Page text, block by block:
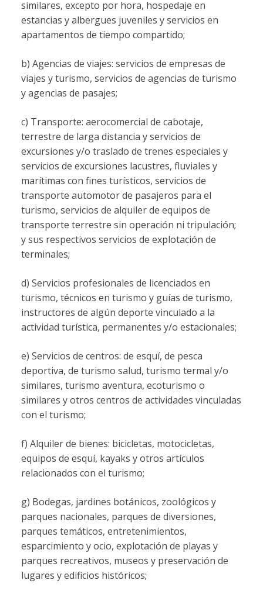
similares, excepto por hora, hospedaje en
estancias y albergues juveniles y servicios en
apartamentos de tiempo compartido;
b) Agencias de viajes: servicios de empresas de
viajes y turismo, servicios de agencias de turismo
y agencias de pasajes;
c) Transporte: aerocomercial de cabotaje,
terrestre de larga distancia y servicios de
excursiones y/o traslado de trenes especiales y
servicios de excursiones lacustres, fluviales y
marítimas con fines turísticos, servicios de
transporte automotor de pasajeros para el
turismo, servicios de alquiler de equipos de
transporte terrestre sin operación ni tripulación;
y sus respectivos servicios de explotación de
terminales;
d) Servicios profesionales de licenciados en
turismo, técnicos en turismo y guías de turismo,
instructores de algún deporte vinculado a la
actividad turística, permanentes y/o estacionales;
e) Servicios de centros: de esquí, de pesca
deportiva, de turismo salud, turismo termal y/o
similares, turismo aventura, ecoturismo o
similares y otros centros de actividades vinculadas
con el turismo;
f) Alquiler de bienes: bicicletas, motocicletas,
equipos de esquí, kayaks y otros artículos
relacionados con el turismo;
g) Bodegas, jardines botánicos, zoológicos y
parques nacionales, parques de diversiones,
parques temáticos, entretenimientos,
esparcimiento y ocio, explotación de playas y
parques recreativos, museos y preservación de
lugares y edificios históricos;